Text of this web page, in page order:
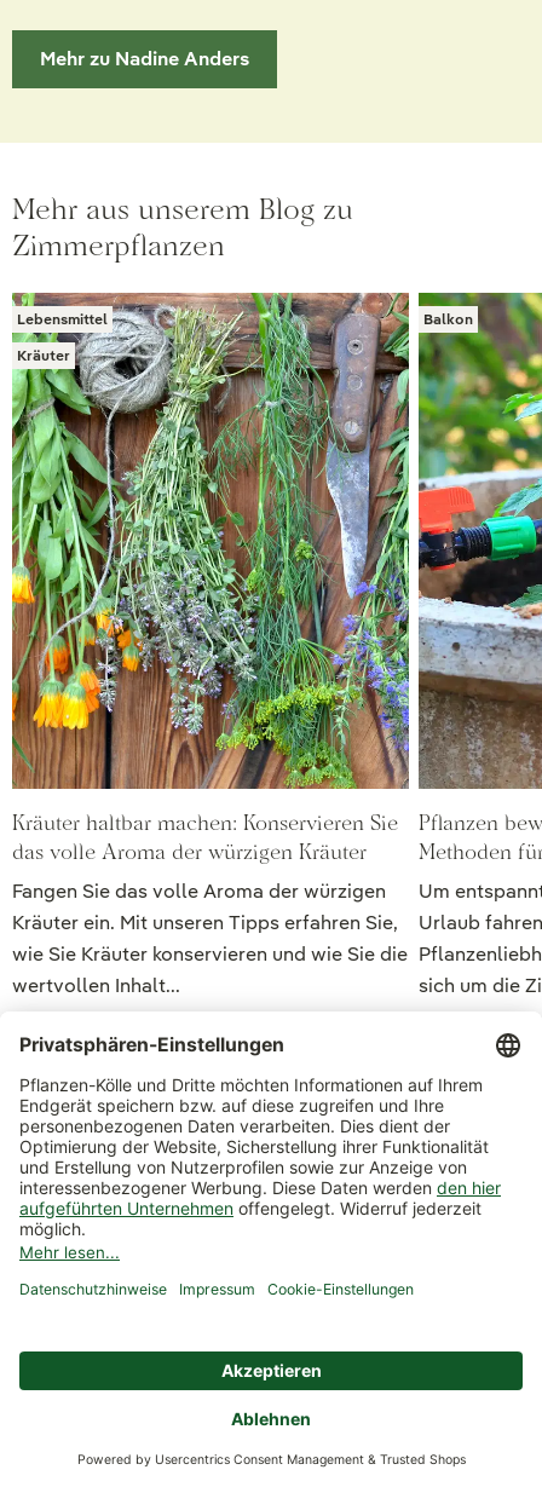
Mehr zu Nadine Anders
Mehr aus unserem Blog zu
Zimmerpflanzen
Lebensmittel
Kräuter
Kräuter haltbar machen: Konservieren Sie
das volle Aroma der würzigen Kräuter
Fangen Sie das volle Aroma der würzigen
Kräuter ein. Mit unseren Tipps erfahren Sie,
wie Sie Kräuter konservieren und wie Sie die
wertvollen Inhalt...
Zum Artikel
Balkon
Pflanzen
Methoden
Um
Urlaub
sich um die
Zum Artikel
Weiterführende Links
Rezepte